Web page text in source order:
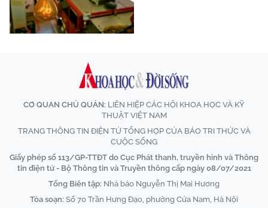
CƠ QUAN CHỦ QUẢN: LIÊN HIỆP CÁC HỘI KHOA HỌC VÀ KỸ
THUẬT VIỆT NAM
TRANG THÔNG TIN ĐIỆN TỬ TỔNG HỢP CỦA BÁO TRI THỨC VÀ
CUỘC SỐNG
Giấy phép số 113/GP-TTĐT do Cục Phát thanh, truyền hình và Thông
tin điện tử - Bộ Thông tin và Truyền thông cấp ngày 08/07/2021
Tổng Biên tập: Nhà báo Nguyễn Thị Mai Hương
Tòa soạn: Số 70 Trần Hưng Đạo, phường Cửa Nam, Hà Nội